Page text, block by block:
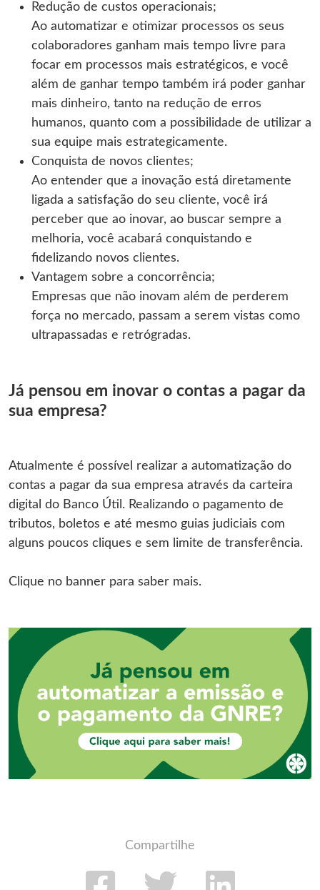
Redução de custos operacionais;
Ao automatizar e otimizar processos os seus
colaboradores ganham mais tempo livre para
focar em processos mais estratégicos, e você
além de ganhar tempo também irá poder ganhar
mais dinheiro, tanto na redução de erros
humanos, quanto com a possibilidade de utilizar a
sua equipe mais estrategicamente.
Conquista de novos clientes;
Ao entender que a inovação está diretamente
ligada a satisfação do seu cliente, você irá
perceber que ao inovar, ao buscar sempre a
melhoria, você acabará conquistando e
fidelizando novos clientes.
Vantagem sobre a concorrência;
Empresas que não inovam além de perderem
força no mercado, passam a serem vistas como
ultrapassadas e retrógradas.
Já pensou em inovar o contas a pagar da
sua empresa?
Atualmente é possível realizar a automatização do
contas a pagar da sua empresa através da carteira
digital do Banco Útil. Realizando o pagamento de
tributos, boletos e até mesmo guias judiciais com
alguns poucos cliques e sem limite de transferência.
Clique no banner para saber mais.
Compartilhe